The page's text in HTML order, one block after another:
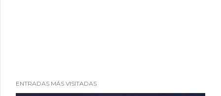
ENTRADAS MÁS VISITADAS